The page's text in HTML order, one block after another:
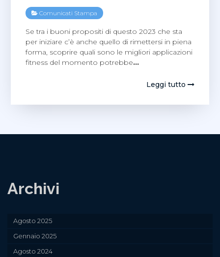
Comunicati Stampa
Se tra i buoni propositi di questo 2023 che sta
per iniziare c’è anche quello di rimettersi in piena
forma, scoprire quali sono le migliori applicazioni
fitness del momento potrebbe…
Leggi tutto
Archivi
Agosto 2025
Gennaio 2025
Agosto 2024